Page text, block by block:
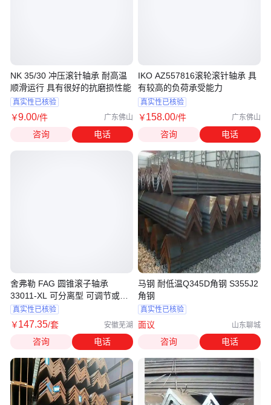
NK 35/30 冲压滚针轴承 耐高温
顺滑运行 具有很好的抗磨损性能
真实性已核验
￥9.00/件 广东佛山
咨询 电话
舍弗勒 FAG 圆锥滚子轴承
33011-XL 可分离型 可调节或成
对 单列 耐温120
真实性已核验
￥147.35/套 安徽芜湖
咨询 电话
IKO AZ557816滚轮滚针轴承 具
有较高的负荷承受能力
真实性已核验
￥158.00/件 广东佛山
咨询 电话
马钢 耐低温Q345D角钢 S355J2
角钢
真实性已核验
面议 山东聊城
咨询 电话